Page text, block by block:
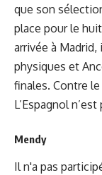
que son
place pour le
arrivée à
physiques et
finales. Contre
L’Espagnol
Mendy
Il n'a pas